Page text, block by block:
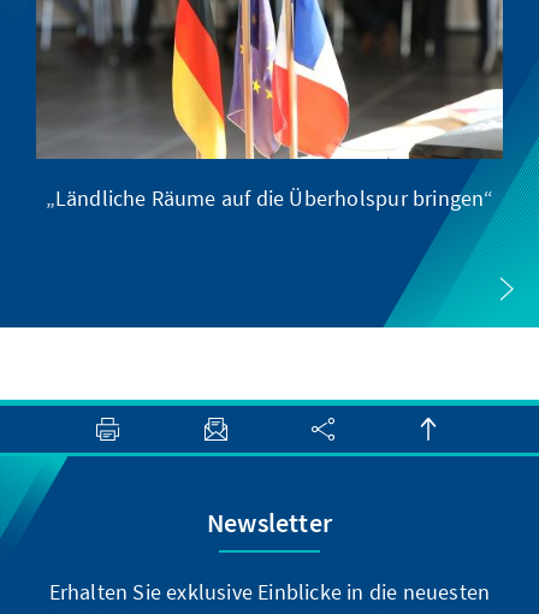
„Ländliche Räume auf die Überholspur bringen“
Newsletter
Erhalten Sie exklusive Einblicke in die neuesten